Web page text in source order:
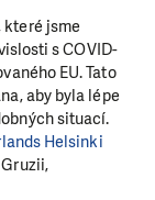
které jsme
s COVID-
EU. Tato
aby byla lépe
situací.
Helsinki